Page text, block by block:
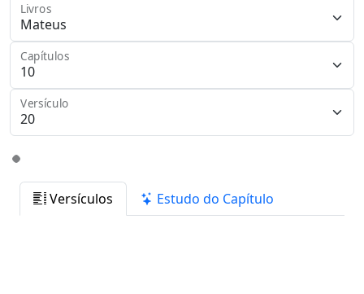
Livros
Capítulos
Versículo
Versículos Estudo do Capítulo